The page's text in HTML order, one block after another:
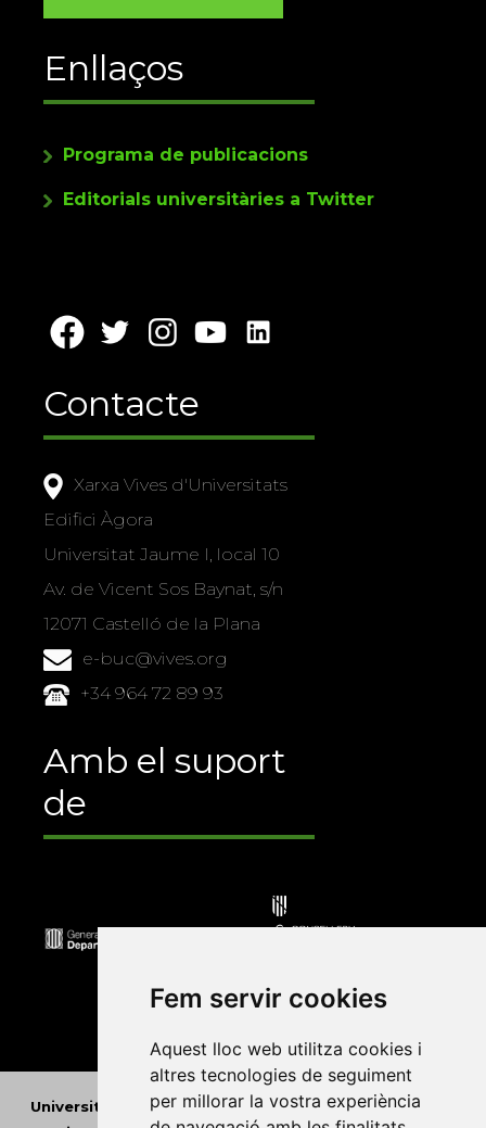
Fem servir cookies
Aquest lloc web utilitza cookies i
altres tecnologies de seguiment
per millorar la vostra experiència
Enllaços
Programa de publicacions
Editorials universitàries a Twitter
Contacte
Xarxa Vives d'Universitats
Edifici Àgora
Universitat Jaume I, local 10
Av. de Vicent Sos Baynat, s/n
12071 Castelló de la Plana
e-buc@vives.org
+34 964 72 89 93
Amb el suport
de
Universitat Abat Oliba CEU • Universitat d'Alacant